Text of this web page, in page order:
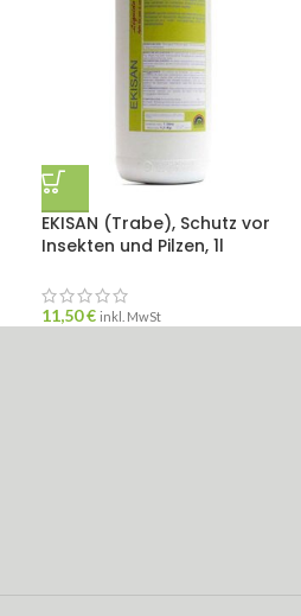
EKISAN (Trabe), Schutz vor
Insekten und Pilzen, 1l
11,50€ inkl. MwSt